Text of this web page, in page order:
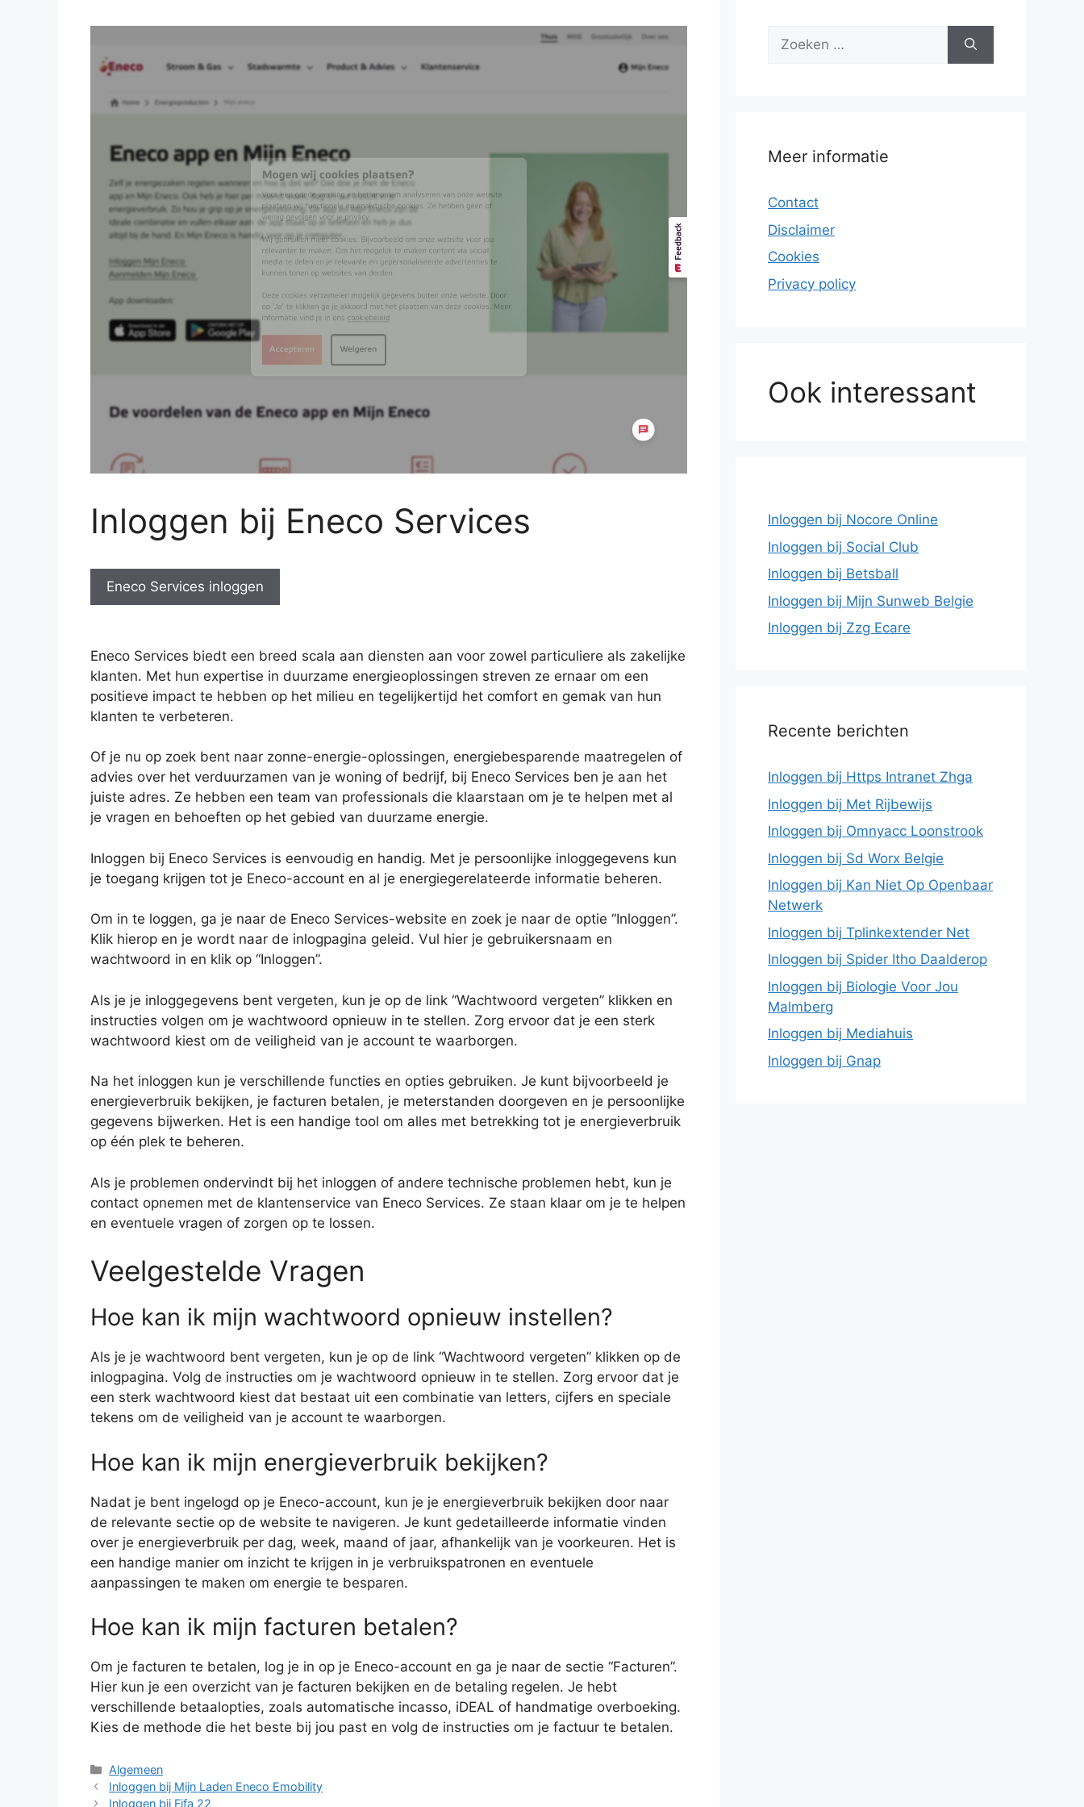
Inloggen bij Eneco Services
Eneco Services inloggen
Eneco Services biedt een breed scala aan diensten aan voor zowel particuliere als zakelijke
klanten. Met hun expertise in duurzame energieoplossingen streven ze ernaar om een
positieve impact te hebben op het milieu en tegelijkertijd het comfort en gemak van hun
klanten te verbeteren.
Of je nu op zoek bent naar zonne-energie-oplossingen, energiebesparende maatregelen of
advies over het verduurzamen van je woning of bedrijf, bij Eneco Services ben je aan het
juiste adres. Ze hebben een team van professionals die klaarstaan om je te helpen met al
je vragen en behoeften op het gebied van duurzame energie.
Inloggen bij Eneco Services is eenvoudig en handig. Met je persoonlijke inloggegevens kun
je toegang krijgen tot je Eneco-account en al je energiegerelateerde informatie beheren.
Om in te loggen, ga je naar de Eneco Services-website en zoek je naar de optie “Inloggen”.
Klik hierop en je wordt naar de inlogpagina geleid. Vul hier je gebruikersnaam en
wachtwoord in en klik op “Inloggen”.
Als je je inloggegevens bent vergeten, kun je op de link “Wachtwoord vergeten” klikken en
instructies volgen om je wachtwoord opnieuw in te stellen. Zorg ervoor dat je een sterk
wachtwoord kiest om de veiligheid van je account te waarborgen.
Na het inloggen kun je verschillende functies en opties gebruiken. Je kunt bijvoorbeeld je
energieverbruik bekijken, je facturen betalen, je meterstanden doorgeven en je persoonlijke
gegevens bijwerken. Het is een handige tool om alles met betrekking tot je energieverbruik
op één plek te beheren.
Als je problemen ondervindt bij het inloggen of andere technische problemen hebt, kun je
contact opnemen met de klantenservice van Eneco Services. Ze staan klaar om je te helpen
en eventuele vragen of zorgen op te lossen.
Veelgestelde Vragen
Hoe kan ik mijn wachtwoord opnieuw instellen?
Als je je wachtwoord bent vergeten, kun je op de link “Wachtwoord vergeten” klikken op de
inlogpagina. Volg de instructies om je wachtwoord opnieuw in te stellen. Zorg ervoor dat je
een sterk wachtwoord kiest dat bestaat uit een combinatie van letters, cijfers en speciale
tekens om de veiligheid van je account te waarborgen.
Hoe kan ik mijn energieverbruik bekijken?
Nadat je bent ingelogd op je Eneco-account, kun je je energieverbruik bekijken door naar
de relevante sectie op de website te navigeren. Je kunt gedetailleerde informatie vinden
over je energieverbruik per dag, week, maand of jaar, afhankelijk van je voorkeuren. Het is
een handige manier om inzicht te krijgen in je verbruikspatronen en eventuele
aanpassingen te maken om energie te besparen.
Hoe kan ik mijn facturen betalen?
Om je facturen te betalen, log je in op je Eneco-account en ga je naar de sectie “Facturen”.
Hier kun je een overzicht van je facturen bekijken en de betaling regelen. Je hebt
verschillende betaalopties, zoals automatische incasso, iDEAL of handmatige overboeking.
Kies de methode die het beste bij jou past en volg de instructies om je factuur te betalen.
Categorieën
Algemeen
Inloggen bij Mijn Laden Eneco Emobility
Inloggen bij Fifa 22
Zoek
Meer informatie
Contact
Disclaimer
Cookies
Privacy policy
Ook interessant
Inloggen bij Nocore Online
Inloggen bij Social Club
Inloggen bij Betsball
Inloggen bij Mijn Sunweb Belgie
Inloggen bij Zzg Ecare
Recente berichten
Inloggen bij Https Intranet Zhga
Inloggen bij Met Rijbewijs
Inloggen bij Omnyacc Loonstrook
Inloggen bij Sd Worx Belgie
Inloggen bij Kan Niet Op Openbaar
Netwerk
Inloggen bij Tplinkextender Net
Inloggen bij Spider Itho Daalderop
Inloggen bij Biologie Voor Jou
Malmberg
Inloggen bij Mediahuis
Inloggen bij Gnap